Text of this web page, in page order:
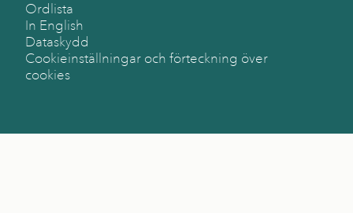
Ordlista
In English
Dataskydd
Cookieinställningar och förteckning över
cookies